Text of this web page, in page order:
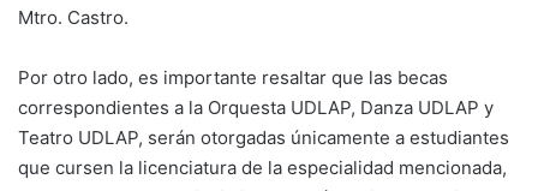
Mtro. Castro.
Por otro lado, es importante resaltar que las becas
correspondientes a la Orquesta UDLAP, Danza UDLAP y
Teatro UDLAP, serán otorgadas únicamente a estudiantes
que cursen la licenciatura de la especialidad mencionada,